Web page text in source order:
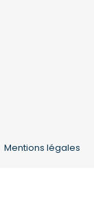
Mentions légales